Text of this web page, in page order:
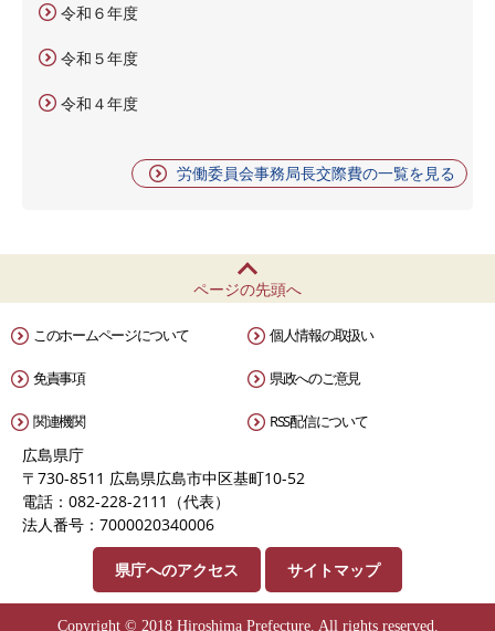
令和６年度
令和５年度
令和４年度
労働委員会事務局長交際費の一覧を見る
ページの先頭へ
このホームページについて 個人情報の取扱い
免責事項 県政へのご意見
関連機関 RSS配信について
広島県庁
〒730-8511 広島県広島市中区基町10-52
電話：082-228-2111（代表）
法人番号：7000020340006
県庁へのアクセス サイトマップ
Copyright © 2018 Hiroshima Prefecture. All rights reserved.